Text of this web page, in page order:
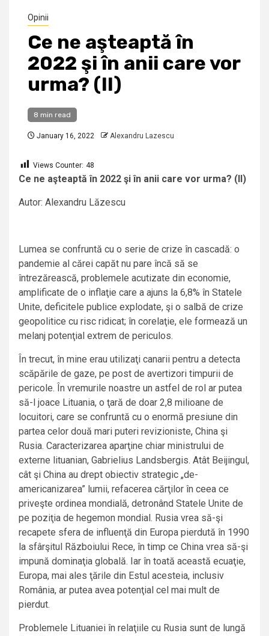
Opinii
Ce ne aşteaptă în
2022 şi în anii care vor
urma? (II)
8 min read
January 16, 2022 Alexandru Lazescu
Views Counter: 48
Ce ne aşteaptă în 2022 şi în anii care vor urma? (II)
Autor: Alexandru Lăzescu
Lumea se confruntă cu o serie de crize în cascadă: o
pandemie al cărei capăt nu pare încă să se
întrezărească, problemele acutizate din economie,
amplificate de o inflaţie care a ajuns la 6,8% în Statele
Unite, deficitele publice explodate, şi o salbă de crize
geopolitice cu risc ridicat; în corelaţie, ele formează un
melanj potenţial extrem de periculos.
În trecut, în mine erau utilizaţi canarii pentru a detecta
scăpările de gaze, pe post de avertizori timpurii de
pericole. În vremurile noastre un astfel de rol ar putea
să-l joace Lituania, o ţară de doar 2,8 milioane de
locuitori, care se confruntă cu o enormă presiune din
partea celor două mari puteri revizioniste, China şi
Rusia. Caracterizarea aparţine chiar ministrului de
externe lituanian, Gabrielius Landsbergis. Atât Beijingul,
cât şi China au drept obiectiv strategic „de-
americanizarea” lumii, refacerea cărţilor în ceea ce
priveşte ordinea mondială, detronând Statele Unite de
pe poziţia de hegemon mondial. Rusia vrea să-şi
recapete sfera de influenţă din Europa pierdută în 1990
la sfârşitul Războiului Rece, în timp ce China vrea să-şi
impună dominaţia globală. Iar în toată această ecuaţie,
Europa, mai ales ţările din Estul acesteia, inclusiv
România, ar putea avea potenţial cel mai mult de
pierdut.
Problemele Lituaniei în relaţiile cu Rusia sunt de lungă